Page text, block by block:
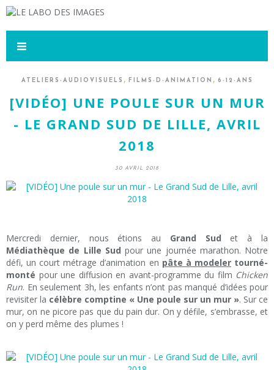
ATELIERS-AUDIOVISUELS , FILMS-D-ANIMATION , 6-12-ANS
[VIDÉO] UNE POULE SUR UN MUR
- LE GRAND SUD DE LILLE, AVRIL
2018
30 AVRIL 2018
Mercredi dernier, nous étions au Grand Sud et à la
Médiathèque de Lille Sud pour une journée marathon. Notre
défi, un court métrage d’animation en pâte à modeler tourné-
monté pour une diffusion en avant-programme du film Chicken
Run. En seulement 3h, les enfants n’ont pas manqué d’idées pour
revisiter la célèbre comptine « Une poule sur un mur ». Sur ce
mur, on ne picore pas que du pain dur. On y défile, s’embrasse, et
on y perd même des plumes !